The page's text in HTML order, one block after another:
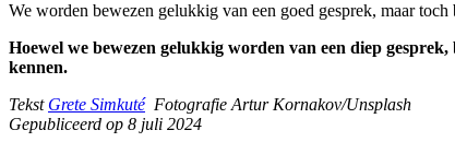
We worden bewezen gelukkig van een goed gesprek, maar
Hoewel we bewezen gelukkig worden van een diep
kennen.
Tekst Grete SimkutéFotografie Artur Kornakov/Unsplash
Gepubliceerd op 8 juli 2024